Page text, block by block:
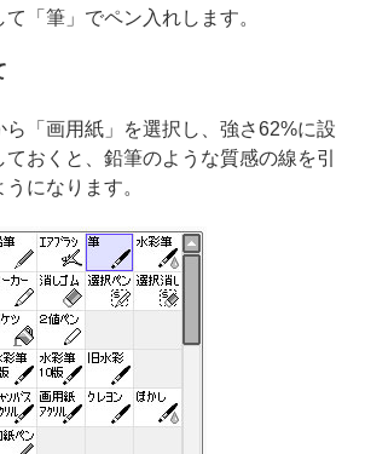
「筆」でペン入れします。
ら「画用紙」を選択し、強さ62%に設
おくと、鉛筆のような質感の線を引
になります。